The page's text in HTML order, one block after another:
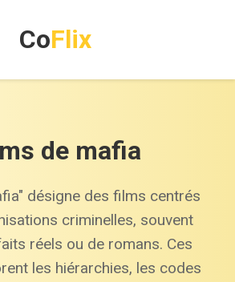
CoFlix
de mafia
désigne des films centrés
criminelles, souvent
réels ou de romans. Ces
les hiérarchies, les codes